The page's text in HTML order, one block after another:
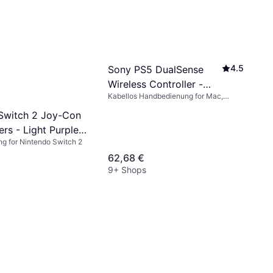
2 Joy-Con
- Light Purple /
for Nintendo Switch 2
Sony PS5 DualSense
Wireless Controller -
Grey Camouflage
4.5
Kabellos Handbedienung for Mac,
62,68 €
9+ Shops